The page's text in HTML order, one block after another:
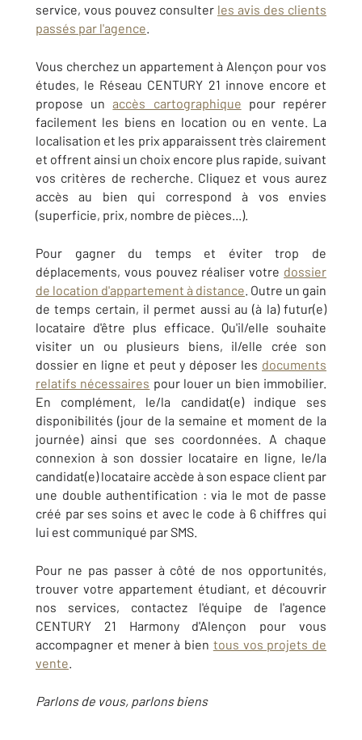
service, vous pouvez consulter les avis des clients
passés par l'agence.
Vous cherchez un appartement à Alençon pour vos
études, le Réseau CENTURY 21 innove encore et
propose unaccès cartographique pour repérer
facilement les biens en location ou en vente. La
localisation et les prix apparaissent très clairement
et offrent ainsi un choix encore plus rapide, suivant
vos critères de recherche. Cliquez et vous aurez
accès au bien qui correspond à vos envies
(superficie, prix, nombre de pièces...).
Pour gagner du temps et éviter trop de
déplacements, vous pouvez réaliser votre dossier
de location d'appartement à distance. Outre un gain
de temps certain, il permet aussi au (à la) futur(e)
locataire d'être plus efficace. Qu'il/elle souhaite
visiter un ou plusieurs biens, il/elle crée son
dossier en ligne et peut y déposer les documents
relatifs nécessaires pour louer un bien immobilier.
En complément, le/la candidat(e) indique ses
disponibilités (jour de la semaine et moment de la
journée) ainsi que ses coordonnées. A chaque
connexion à son dossier locataire en ligne, le/la
candidat(e) locataire accède à son espace client par
une double authentification : via le mot de passe
créé par ses soins et avec le code à 6 chiffres qui
lui est communiqué par SMS.
Pour ne pas passer à côté de nos opportunités,
trouver votre appartement étudiant, et découvrir
nos services, contactez l'équipe de l'agence
CENTURY 21 Harmony d'Alençon pour vous
accompagner et mener à bien tous vos projets de
vente.
Parlons de vous, parlons biens